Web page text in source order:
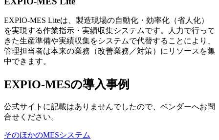
EXPIO-MES Liteは、製造現場の自動化・効率化（省人化）
を実現する作業指示・実績収集システムです。人力で行って
きた生産準備や実績収集をシステムで代替することにより、
管理担当者は本来の業務（改善業務／対策）にリソースを集
中できます。
EXPIO-MESの導入事例
公式サイトに記載はありませんでしたので、ベンダーへお問
合せください。
そのほかのMESシステム